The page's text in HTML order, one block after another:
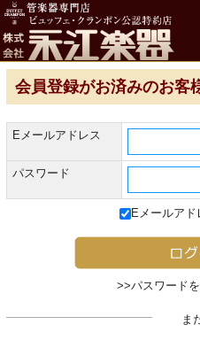
会員登録がお済みのお客
Eメールアドレス
パスワード
Eメールア
>>パスワード
ま
アルトサックス
テナーサックス
オーボエ
イングリッシュホルン